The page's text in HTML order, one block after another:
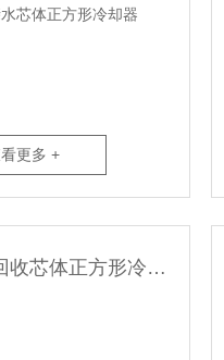
更多 +
逆流废气余热回收芯体正方形冷却装置